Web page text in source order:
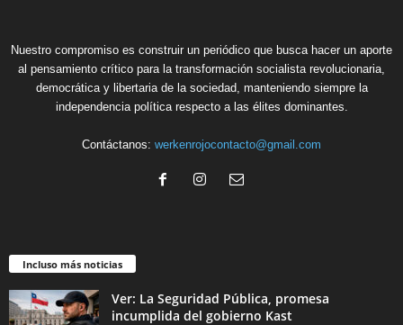
Nuestro compromiso es construir un periódico que busca hacer un aporte
al pensamiento crítico para la transformación socialista revolucionaria,
democrática y libertaria de la sociedad, manteniendo siempre la
independencia política respecto a las élites dominantes.
Contáctanos: werkenrojocontacto@gmail.com
Incluso más noticias
Ver: La Seguridad Pública, promesa
incumplida del gobierno Kast